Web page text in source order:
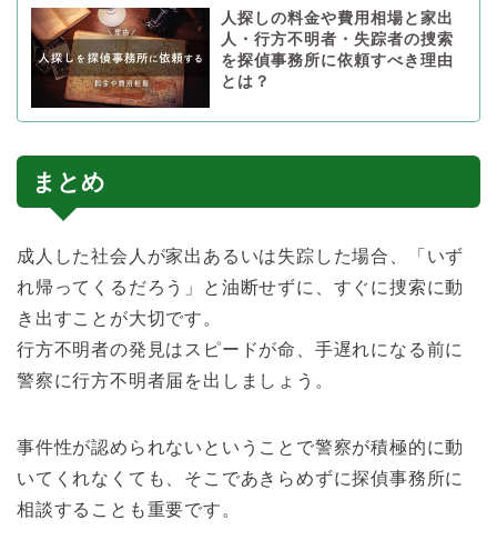
人探しの料金や費用相場と家出
人・行方不明者・失踪者の捜索
を探偵事務所に依頼すべき理由
とは？
まとめ
成人した社会人が家出あるいは失踪した場合、「いず
れ帰ってくるだろう」と油断せずに、すぐに捜索に動
き出すことが大切です。
行方不明者の発見はスピードが命、手遅れになる前に
警察に行方不明者届を出しましょう。
事件性が認められないということで警察が積極的に動
いてくれなくても、そこであきらめずに探偵事務所に
相談することも重要です。